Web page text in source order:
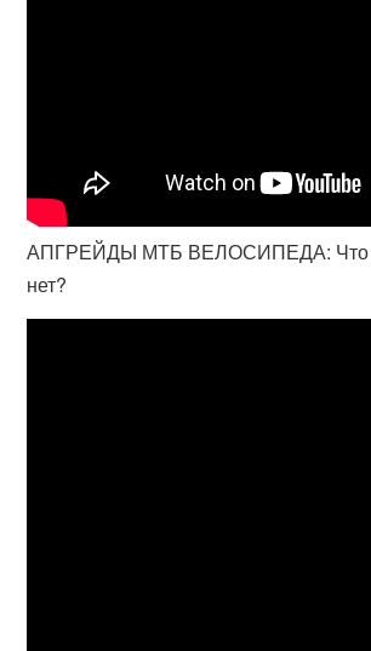
АПГРЕЙДЫ МТБ ВЕЛОСИПЕДА: Что
нет?